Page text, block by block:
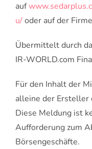
auf
u/oder auf der
Übermittelt durch
IR-WORLD.com
Für den Inhalt der
alleine der Ersteller
Diese Meldung ist
Aufforderung zum
Börsengeschäfte.